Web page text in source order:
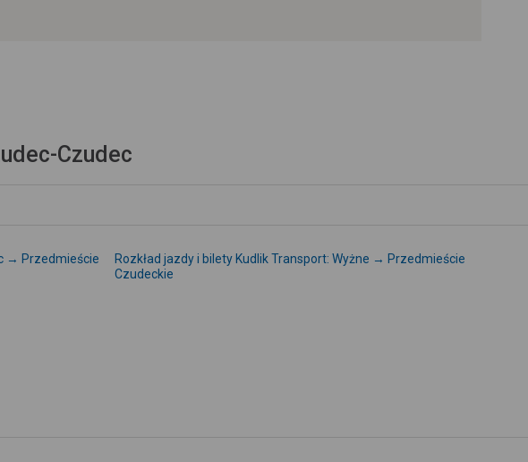
Czudec
→ Przedmieście
Rozkład jazdy i bilety Kudlik Transport: Wyżne → Przedmieście
Czudeckie